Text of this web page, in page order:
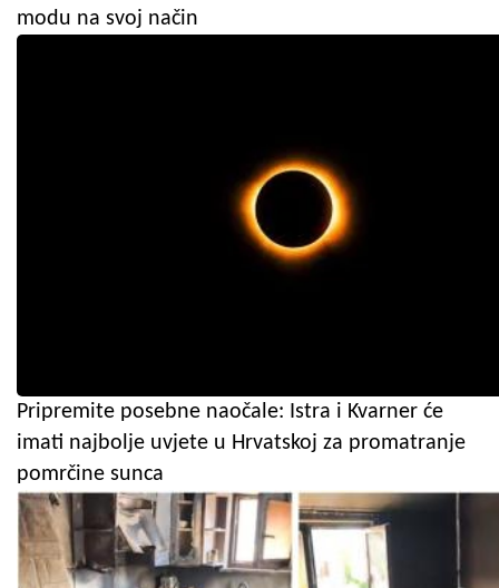
modu na svoj način
Pripremite posebne naočale: Istra i Kvarner će
imati najbolje uvjete u Hrvatskoj za promatranje
pomrčine sunca